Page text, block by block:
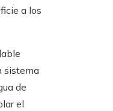
a los
sistema
de
el